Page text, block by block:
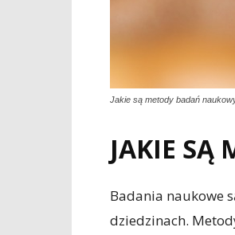
Jakie są metody badań
JAKIE SĄ
Badania naukowe
dziedzinach.